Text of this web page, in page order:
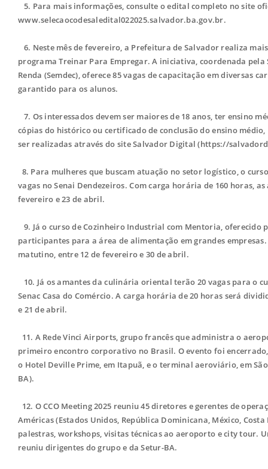
5. Para mais informações, consulte o edital completo no site
www.selecaocodesaledital022025.salvador.ba.gov.br.
6. Neste mês de fevereiro, a Prefeitura de Salvador realiza
programa Treinar Para Empregar. A iniciativa, coordenada
Renda (Semdec), oferece 85 vagas de capacitação em diversas
garantido para os alunos.
7. Os interessados devem ser maiores de 18 anos, ter ensino
cópias do histórico ou certificado de conclusão do ensino médio,
ser realizadas através do site Salvador Digital (https://
8. Para mulheres que buscam atuação no setor logístico, o
vagas no Senai Dendezeiros. Com carga horária de 160 horas,
fevereiro e 23 de abril.
9. Já o curso de Cozinheiro Industrial com Mentoria, oferecido
participantes para a área de alimentação em grandes
matutino, entre 12 de fevereiro e 30 de abril.
10. Já os amantes da culinária oriental terão 20 vagas para o
Senac Casa do Comércio. A carga horária de 20 horas será
e 21 de abril.
11. A Rede Vinci Airports, grupo francês que administra o
primeiro encontro corporativo no Brasil. O evento foi
o Hotel Deville Prime, em Itapuã, e o terminal aeroviário, em
BA).
12. O CCO Meeting 2025 reuniu 45 diretores e gerentes de
Américas (Estados Unidos, República Dominicana, México,
palestras, workshops, visitas técnicas ao aeroporto e city tour.
reuniu dirigentes do grupo e da Setur-BA.